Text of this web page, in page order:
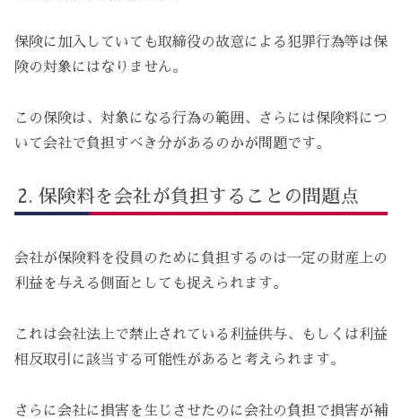
保険に加入していても取締役の故意による犯罪行為等は保
険の対象にはなりません。
この保険は、対象になる行為の範囲、さらには保険料につ
いて会社で負担すべき分があるのかが問題です。
保険料を会社が負担することの問題点
会社が保険料を役員のために負担するのは一定の財産上の
利益を与える側面としても捉えられます。
これは会社法上で禁止されている利益供与、もしくは利益
相反取引に該当する可能性があると考えられます。
さらに会社に損害を生じさせたのに会社の負担で損害が補